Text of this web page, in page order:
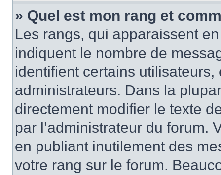
» Quel est mon rang et
Les rangs, qui apparaissent
indiquent le nombre de
identifient certains
administrateurs. Dans la
directement modifier le texte
par l’administrateur du forum.
en publiant inutilement des
votre rang sur le forum.